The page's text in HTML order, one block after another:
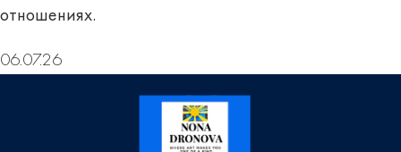
отношениях.
06.07.26